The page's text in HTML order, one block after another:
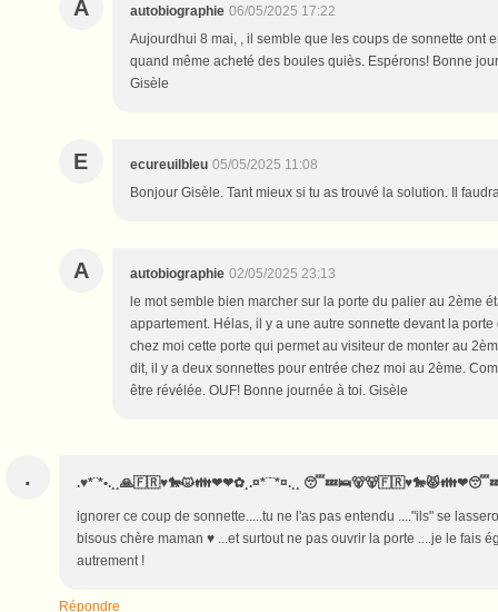
A autobiographie 06/05/2025 17:22
Aujourdhui 8 mai, , il semble que les coups de sonnette ont
quand même acheté des boules quiès. Espérons! Bonne
Gisèle
E ecureuilbleu 05/05/2025 11:08
Bonjour Gisèle. Tant mieux si tu as trouvé la solution. Il
A autobiographie 02/05/2025 23:13
le mot semble bien marcher sur la porte du palier au 2ème
appartement. Hélas, il y a une autre sonnette devant la
chez moi cette porte qui permet au visiteur de monter au
dit, il y a deux sonnettes pour entrée chez moi au 2ème.
être révélée. OUF! Bonne journée à toi. Gisèle
. .♥*¨*•.¸¸🙏🇫🇷♥️🐎😾👪❤❤✿¸.¤*¨¨*¤.¸¸
ignorer ce coup de sonnette.....tu ne l'as pas entendu ...."ils" se
bisous chère maman ♥️ ...et surtout ne pas ouvrir la porte ....je le fais
autrement !
Répondre